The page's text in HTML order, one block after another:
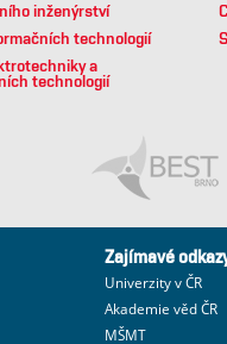
inženýrství
technologií
a
technologií
Zajímavé
Univerzity v ČR
Akademie věd ČR
MŠMT